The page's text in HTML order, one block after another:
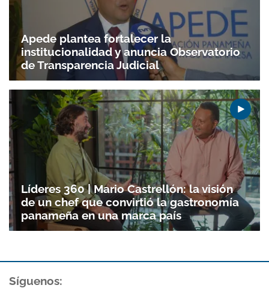
Gracias por suscribirte a nuestro boletín.
ACEPTAR
Apede plantea fortalecer la
institucionalidad y anuncia Observatorio
de Transparencia Judicial
Líderes 360 | Mario Castrellón: la visión
de un chef que convirtió la gastronomía
panameña en una marca país
Síguenos: